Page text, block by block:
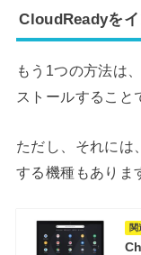
CloudReadyを
もう1つの方法は
ストールすること
ただし、それには
する機種もありま
関